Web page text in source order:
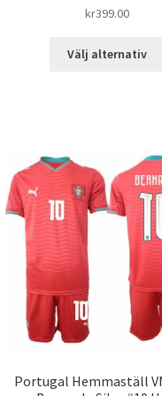
kr399.00
Välj alternativ
Portugal Hemmaställ